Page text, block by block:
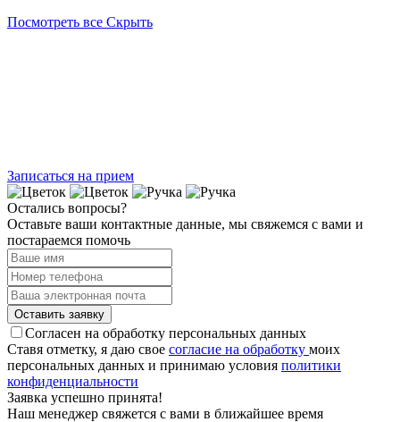
Посмотреть все Скрыть
Записаться на прием
Остались вопросы?
Оставьте ваши контактные данные, мы свяжемся с вами и
постараемся помочь
Оставить заявку
Согласен на обработку персональных данных
Ставя отметку, я даю свое согласие на обработку моих
персональных данных и принимаю условия политики
конфиден­циальности
Заявка успешно принята!
Наш менеджер свяжется с вами в ближайшее время